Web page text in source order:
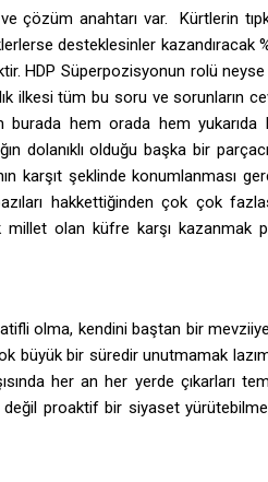
çözüm anahtarı var. Kürtlerin
desteklesinler kazandıracak
Süperpozisyonun rolü neyse
ilkesi tüm bu soru ve sorunların
burada hem orada hem yukarıda
dolanıklı olduğu başka bir
karşıt şeklinde konumlanması
hakkettiğinden çok çok
olan küfre karşı kazanmak
olma, kendini baştan bir
büyük bir süredir unutmamak
her an her yerde çıkarları
proaktif bir siyaset